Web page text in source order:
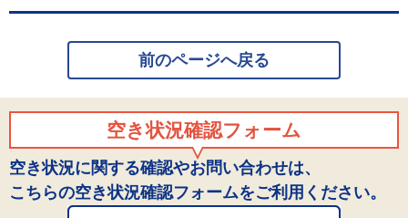
前のページへ戻る
空き状況確認フォーム
空き状況に関する確認やお問い合わせは、
こちらの空き状況確認フォームをご利用ください。